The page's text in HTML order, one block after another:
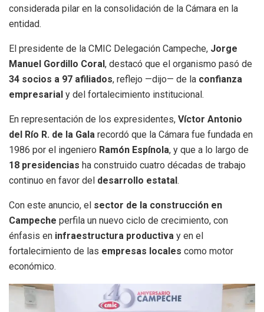
considerada pilar en la consolidación de la Cámara en la
entidad.
El presidente de la CMIC Delegación Campeche, Jorge
Manuel Gordillo Coral , destacó que el organismo pasó de
34 socios a 97 afiliados, reflejo —dijo— de la confianza
empresarial y del fortalecimiento institucional.
En representación de los expresidentes, Víctor Antonio
del Río R. de la Gala recordó que la Cámara fue fundada en
1986 por el ingeniero Ramón Espínola, y que a lo largo de
18 presidencias ha construido cuatro décadas de trabajo
continuo en favor del desarrollo estatal .
Con este anuncio, el sector de la construcción en
Campeche perfila un nuevo ciclo de crecimiento, con
énfasis en infraestructura productiva y en el
fortalecimiento de las empresas locales como motor
económico.